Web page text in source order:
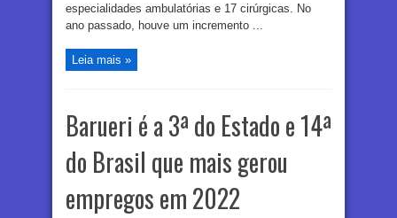
especialidades ambulatórias e 17 cirúrgicas. No
ano passado, houve um incremento ...
Leia mais »
Barueri é a 3ª do Estado e 14ª
do Brasil que mais gerou
empregos em 2022